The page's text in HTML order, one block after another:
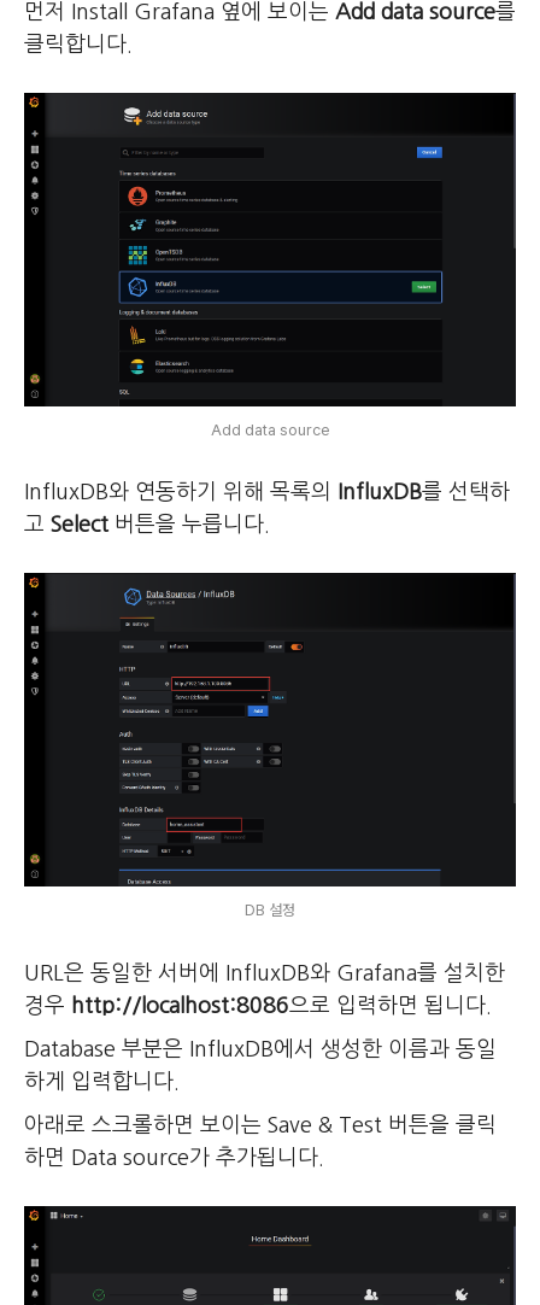
먼저 Install Grafana 옆에 보이는 Add data source를
클릭합니다.
Add data source
InfluxDB와 연동하기 위해 목록의 InfluxDB를 선택하
고 Select버튼을 누릅니다.
DB 설정
URL은 동일한 서버에 InfluxDB와 Grafana를 설치한
경우 http://localhost:8086으로 입력하면 됩니다.
Database 부분은 InfluxDB에서 생성한 이름과 동일
하게 입력합니다.
아래로 스크롤하면 보이는 Save & Test 버튼을 클릭
하면 Data source가 추가됩니다.